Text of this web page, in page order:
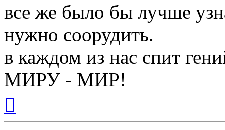
все же было бы лучше
нужно соорудить.
в каждом из нас спит
МИРУ - МИР!
началу